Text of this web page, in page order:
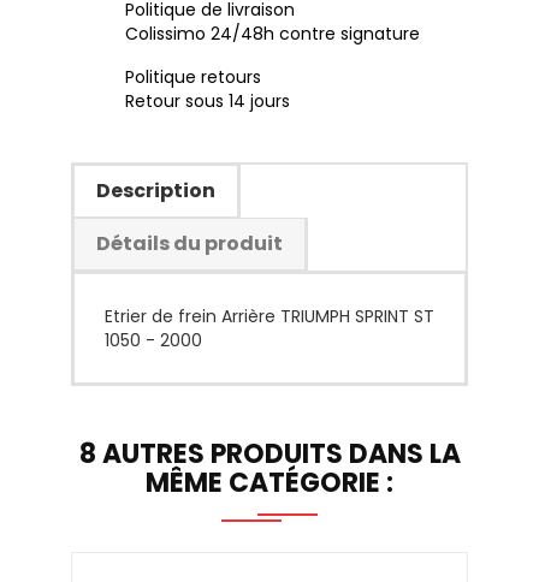
Politique de livraison
Colissimo 24/48h contre signature
Politique retours
Retour sous 14 jours
Description
Détails du produit
Etrier de frein Arrière TRIUMPH SPRINT ST
1050 - 2000
8 AUTRES PRODUITS DANS LA
MÊME CATÉGORIE :